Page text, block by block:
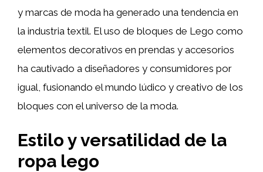
y marcas de moda ha generado una tendencia en
la industria textil. El uso de bloques de Lego como
elementos decorativos en prendas y accesorios
ha cautivado a diseñadores y consumidores por
igual, fusionando el mundo lúdico y creativo de los
bloques con el universo de la moda.
Estilo y versatilidad de la
ropa lego